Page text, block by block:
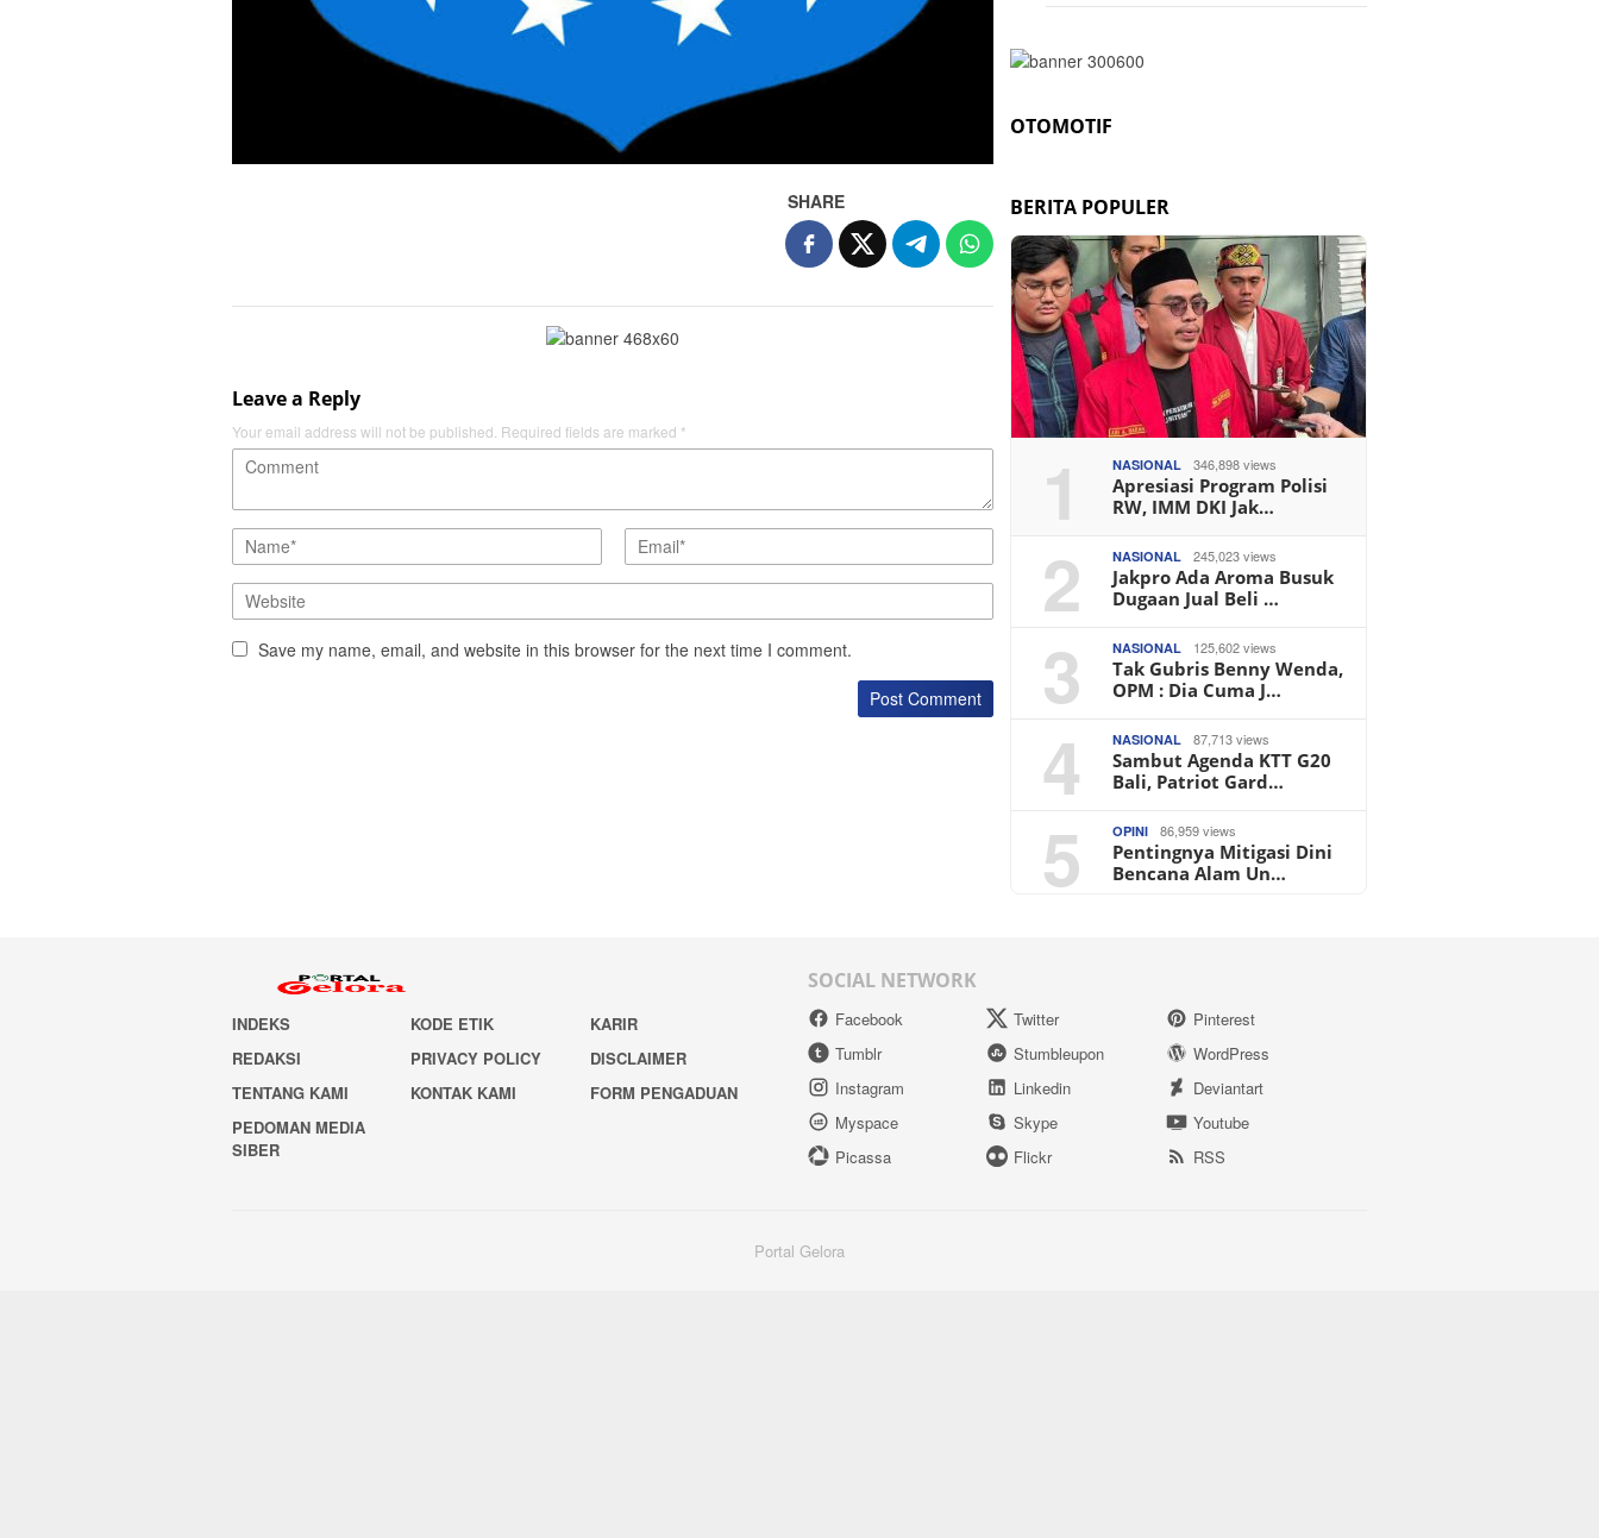
SHARE
Leave a Reply
Your email address will not be published. Required fields are marked *
Save my name, email, and website in this browser for the next time I comment.
OTOMOTIF
BERITA POPULER
1 NASIONAL 346,898 views
Apresiasi Program Polisi
RW, IMM DKI Jak…
2 NASIONAL 245,023 views
Jakpro Ada Aroma Busuk
Dugaan Jual Beli …
3 NASIONAL 125,602 views
Tak Gubris Benny Wenda,
OPM : Dia Cuma J…
4 NASIONAL 87,713 views
Sambut Agenda KTT G20
Bali, Patriot Gard…
5 OPINI 86,959 views
Pentingnya Mitigasi Dini
Bencana Alam Un…
INDEKS KODE ETIK
KARIR
REDAKSI
PRIVACY POLICY
DISCLAIMER
TENTANG KAMI
KONTAK KAMI
FORM PENGADUAN
PEDOMAN MEDIA
SIBER
SOCIAL NETWORK
Facebook Twitter
Pinterest
Tumblr
Stumbleupon
WordPress
Instagram
Linkedin
Deviantart
Myspace
Skype
Youtube
Picassa
Flickr RSS
Portal Gelora